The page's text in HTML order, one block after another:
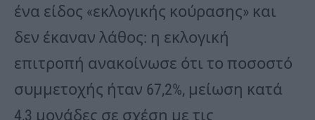
ένα είδος «εκλογικής κούρασης» και
δεν έκαναν λάθος: η εκλογική
επιτροπή ανακοίνωσε ότι το ποσοστό
συμμετοχής ήταν 67,2%, μείωση κατά
4,3 μονάδες σε σχέση με τις